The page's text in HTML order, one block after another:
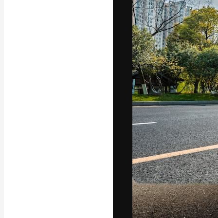
La piattaforma
migliori lavori.
creativi,
Italiano
Copyright ©